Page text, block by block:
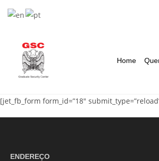
Home
[jet_fb_form form_id=”18″
ENDEREÇO